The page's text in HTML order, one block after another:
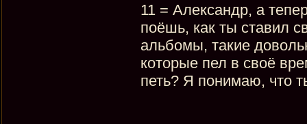
11 = Александр, а
поёшь, как ты ставил
альбомы, такие
которые пел в своё
петь? Я понимаю, что